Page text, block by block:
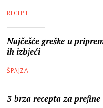
RECEPTI
Najčešće greške u
ih izbjeći
ŠPAJZA
3 brza recepta za prefine